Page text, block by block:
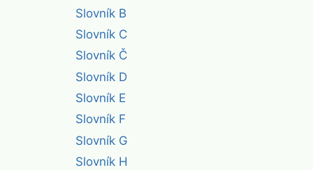
Slovník B
Slovník C
Slovník Č
Slovník D
Slovník E
Slovník F
Slovník G
Slovník H